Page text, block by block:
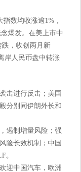
数均收涨逾1%，
爆发。在美上市中
，收创两月新
岸人民币盘中转涨
击进行反击；美国
分别同伊朗外长和
遏制增量风险；强
险长效机制；中国
。
迎中国汽车，欧洲